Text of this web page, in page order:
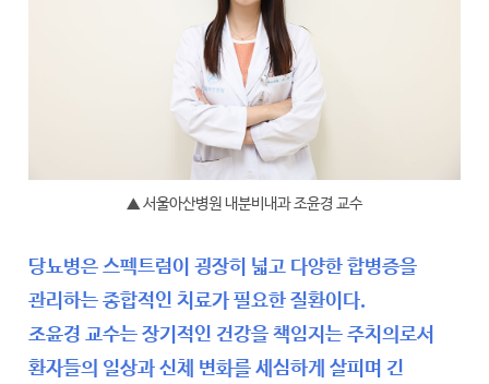
▲ 서울아산병원 내분비내과 조윤경 교수
당뇨병은 스펙트럼이 굉장히 넓고 다양한 합병증을
관리하는 종합적인 치료가 필요한 질환이다.
조윤경 교수는 장기적인 건강을 책임지는 주치의로서
환자들의 일상과 신체 변화를 세심하게 살피며 긴